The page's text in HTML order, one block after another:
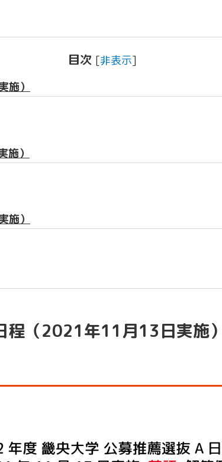
目次 [非表示]
施）
）
施）
程（2021年11月13日実施）